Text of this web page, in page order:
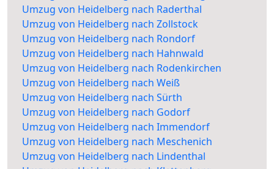
Umzug von Heidelberg nach Raderthal
Umzug von Heidelberg nach Zollstock
Umzug von Heidelberg nach Rondorf
Umzug von Heidelberg nach Hahnwald
Umzug von Heidelberg nach Rodenkirchen
Umzug von Heidelberg nach Weiß
Umzug von Heidelberg nach Sürth
Umzug von Heidelberg nach Godorf
Umzug von Heidelberg nach Immendorf
Umzug von Heidelberg nach Meschenich
Umzug von Heidelberg nach Lindenthal